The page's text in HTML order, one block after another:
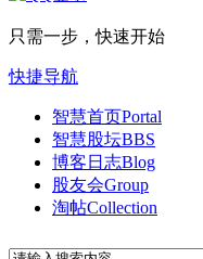
只需一步，快速开始
快捷导航
智慧首页Portal
智慧股坛BBS
博客日志Blog
股友会Group
淘帖Collection